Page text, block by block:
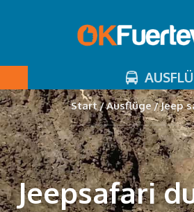
Start Ausflüge Jeep
Jeepsafari